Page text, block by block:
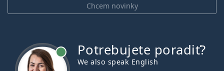
Chcem novinky
Potrebujete poradiť?
We also speak English